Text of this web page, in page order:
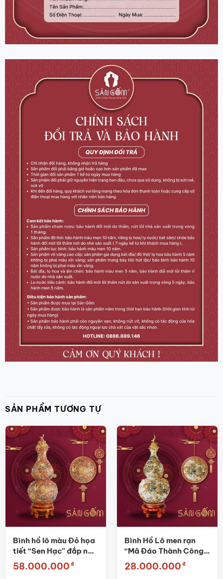
SẢN PHẨM TƯƠNG TỰ
Bình hồ lô màu Đỏ họa
tiết “Sen Hạc” đắp nổi
vẽ Vàng SG-HL01
58.000.000 ₫
Bình Hồ Lô men rạn
“Mã Đáo Thành Công”
đắp nổi vẽ vàng SG-
HL04
28.000.000 ₫